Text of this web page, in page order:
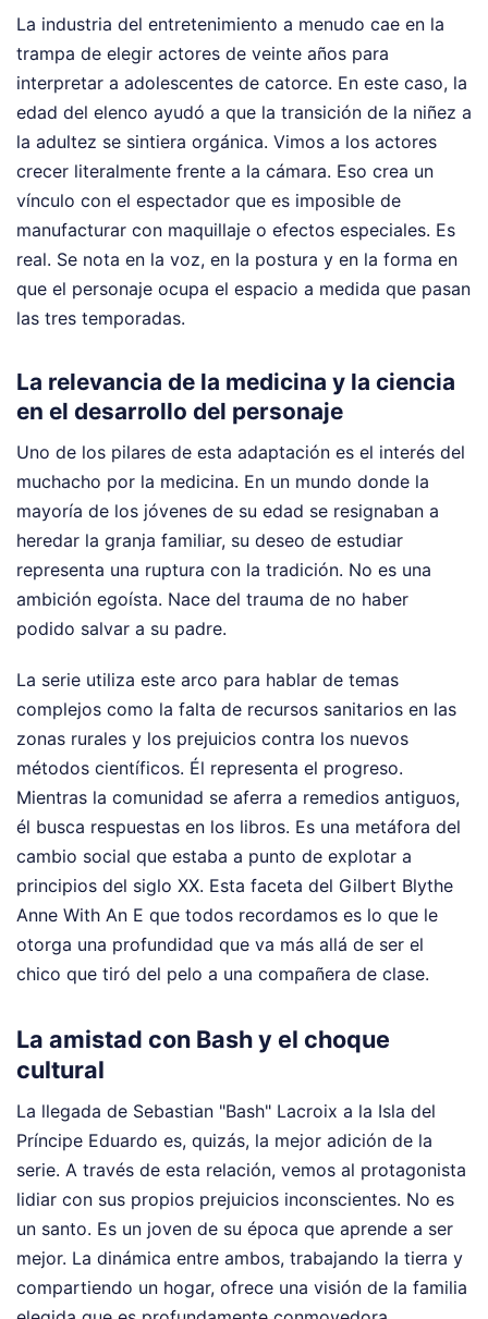
La industria del entretenimiento a menudo cae en la
trampa de elegir actores de veinte años para
interpretar a adolescentes de catorce. En este caso, la
edad del elenco ayudó a que la transición de la niñez a
la adultez se sintiera orgánica. Vimos a los actores
crecer literalmente frente a la cámara. Eso crea un
vínculo con el espectador que es imposible de
manufacturar con maquillaje o efectos especiales. Es
real. Se nota en la voz, en la postura y en la forma en
que el personaje ocupa el espacio a medida que pasan
las tres temporadas.
La relevancia de la medicina y la ciencia
en el desarrollo del personaje
Uno de los pilares de esta adaptación es el interés del
muchacho por la medicina. En un mundo donde la
mayoría de los jóvenes de su edad se resignaban a
heredar la granja familiar, su deseo de estudiar
representa una ruptura con la tradición. No es una
ambición egoísta. Nace del trauma de no haber
podido salvar a su padre.
La serie utiliza este arco para hablar de temas
complejos como la falta de recursos sanitarios en las
zonas rurales y los prejuicios contra los nuevos
métodos científicos. Él representa el progreso.
Mientras la comunidad se aferra a remedios antiguos,
él busca respuestas en los libros. Es una metáfora del
cambio social que estaba a punto de explotar a
principios del siglo XX. Esta faceta del Gilbert Blythe
Anne With An E que todos recordamos es lo que le
otorga una profundidad que va más allá de ser el
chico que tiró del pelo a una compañera de clase.
La amistad con Bash y el choque
cultural
La llegada de Sebastian "Bash" Lacroix a la Isla del
Príncipe Eduardo es, quizás, la mejor adición de la
serie. A través de esta relación, vemos al protagonista
lidiar con sus propios prejuicios inconscientes. No es
un santo. Es un joven de su época que aprende a ser
mejor. La dinámica entre ambos, trabajando la tierra y
compartiendo un hogar, ofrece una visión de la familia